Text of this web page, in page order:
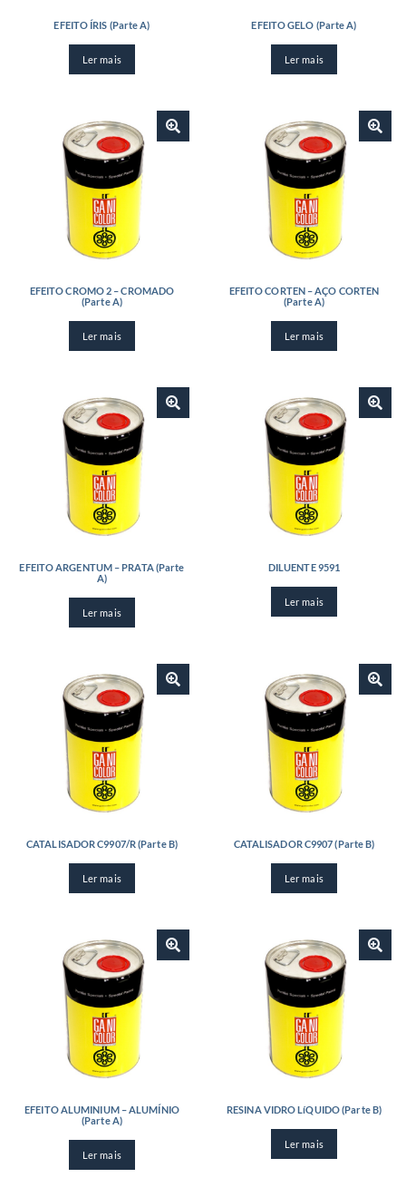
EFEITO ÍRIS (Parte A)
Ler mais
EFEITO GELO (Parte A)
Ler mais
EFEITO CROMO 2 – CROMADO
(Parte A)
Ler mais
EFEITO CORTEN – AÇO CORTEN
(Parte A)
Ler mais
EFEITO ARGENTUM – PRATA (Parte
A)
Ler mais
DILUENTE 9591
Ler mais
CATALISADOR C9907/R (Parte B)
Ler mais
CATALISADOR C9907 (Parte B)
Ler mais
EFEITO ALUMINIUM – ALUMÍNIO
(Parte A)
Ler mais
RESINA VIDRO LíQUIDO (Parte B)
Ler mais